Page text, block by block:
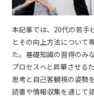
本記事では、20代の若手
とその向上方法について
た。基礎知識の習得のみ
プロセスへと昇華させる
思考と自己客観視の姿勢
読書や情報収集を通じて